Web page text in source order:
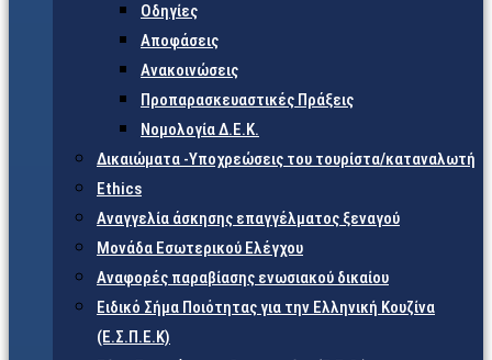
Οδηγίες
Αποφάσεις
Ανακοινώσεις
Προπαρασκευαστικές Πράξεις
Νομολογία Δ.Ε.Κ.
Δικαιώματα -Υποχρεώσεις του τουρίστα/καταναλωτή
Ethics
Αναγγελία άσκησης επαγγέλματος ξεναγού
Μονάδα Εσωτερικού Ελέγχου
Αναφορές παραβίασης ενωσιακού δικαίου
Ειδικό Σήμα Ποιότητας για την Ελληνική Κουζίνα
(Ε.Σ.Π.Ε.Κ)